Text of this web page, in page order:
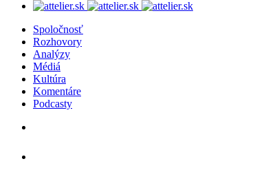
Spoločnosť
Rozhovory
Analýzy
Médiá
Kultúra
Komentáre
Podcasty